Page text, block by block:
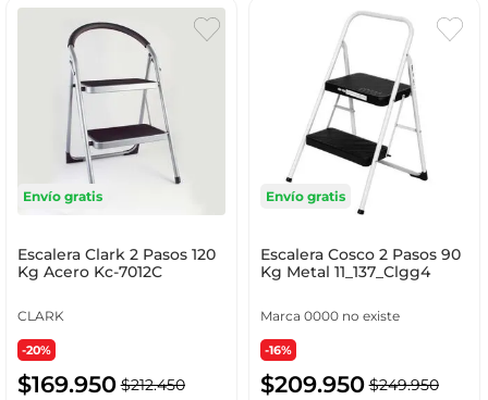
Envío gratis
Escalera Clark 2 Pasos 120
Kg Acero Kc-7012C
CLARK
-20%
$169.950 $212.450
Envío gratis
Escalera Cosco 2 Pasos 90
Kg Metal 11_137_Clgg4
Marca 0000 no existe
-16%
$209.950 $249.950